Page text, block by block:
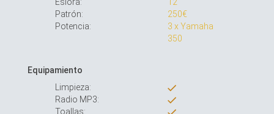
Patrón:
250€
Potencia:
3 x Yamaha
350
Equipamiento
Limpieza:
Radio MP3:
Toallas: